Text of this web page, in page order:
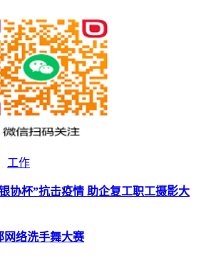
工作
协杯”抗击疫情 助企复工职工摄影大
网络洗手舞大赛